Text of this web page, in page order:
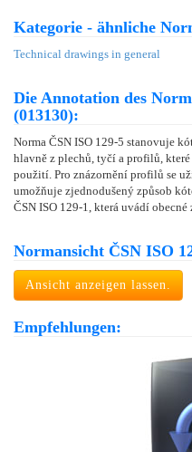
Kategorie - ähnliche
Technical drawings in general
Die Annotation des
(013130):
Norma ČSN ISO 129-5 stanovuje
hlavně z plechů, tyčí a profilů,
použití. Pro znázornění profilů se
umožňuje zjednodušený způsob
ČSN ISO 129-1, která uvádí
Normansicht ČSN ISO
Ansicht anzeigen lassen.
Empfehlungen: